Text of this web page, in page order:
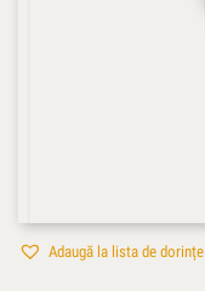
Adaugă la lista de dorințe